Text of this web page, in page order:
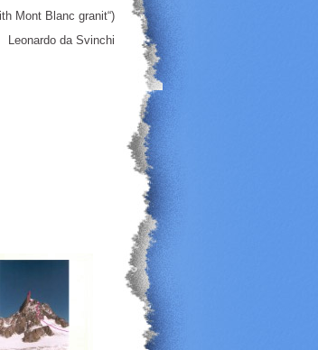
Mont Blanc granit“)
Leonardo da Svinchi